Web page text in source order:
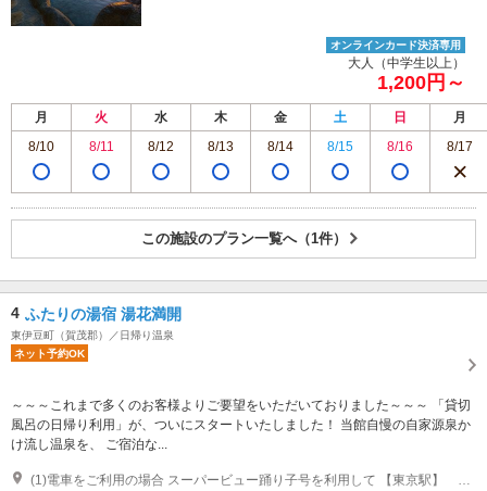
オンラインカード決済専用
大人（中学生以上）
1,200円～
月 火 水 木 金 土 日
月
8/10
8/11 8/12 8/13 8/14 8/15 8/16 8/17
この施設のプラン一覧へ（1件）
4 ふたりの湯宿 湯花満開
東伊豆町（賀茂郡）／日帰り温泉
ネット予約OK
～～～これまで多くのお客様よりご要望をいただいておりました～～～ 「貸切
風呂の日帰り利用」が、ついにスタートいたしました！ 当館自慢の自家源泉か
け流し温泉を、 ご宿泊な...
(1)電車をご利用の場合 スーパービュー踊り子号を利用して 【東京駅】 → 2時間10分【伊豆熱川駅】 新幹線（こだま）を利用して 【東京駅】→ 50分【熱海】（伊豆急線）→ 70分【伊豆熱川駅】 【新大阪】→ 2時間30分【熱海】（伊豆急線）→ 70分【伊豆熱川駅】